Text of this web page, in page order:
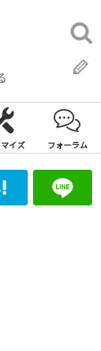
検
索:
イズ フォーラム